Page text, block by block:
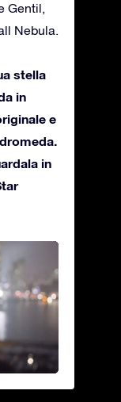
Gentil,
Nebula.
stella
in
e
in